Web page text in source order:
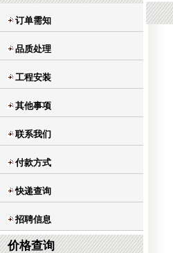
订单需知
品质处理
工程安装
其他事项
联系我们
付款方式
快递查询
招聘信息
价格查询